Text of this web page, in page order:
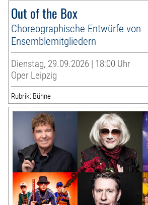
Out of the Box
Choreographische Entwürfe von
Ensemblemitgliedern
Dienstag, 29.09.2026 | 18:00 Uhr
Oper Leipzig
Rubrik: Bühne